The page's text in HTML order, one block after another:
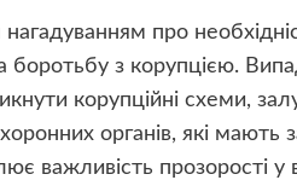
про
боротьбу з корупцією.
корупційні схеми,
органів, які мають
важливість прозорості у